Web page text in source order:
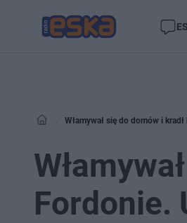
Włamywał się do domów i
Fordonie.